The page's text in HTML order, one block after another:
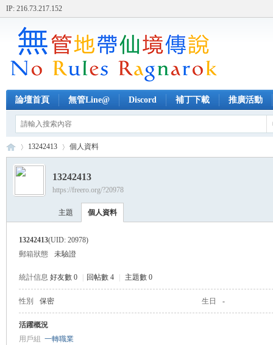
IP: 216.73.217.152
論壇首頁 無管Line@ Discord 補丁下載 推廣活動
›
13242413 個人資料
13242413
https://freero.org/?20978
主題 個人資料
13242413(UID: 20978)
郵箱狀態
未驗證
統計信息 好友數 0 回帖數 4 主題數 0
性別 保密 生日 -
活躍概況
用戶組 一轉職業